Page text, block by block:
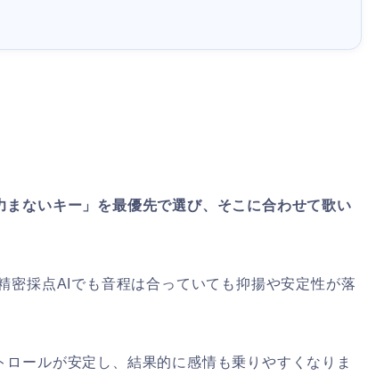
まないキー」を最優先で選び、そこに合わせて歌い
密採点AIでも音程は合っていても抑揚や安定性が落
ールが安定し、結果的に感情も乗りやすくなりま